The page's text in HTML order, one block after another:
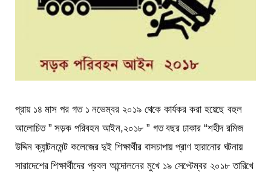
প্রায় ১৪ মাস পর গত ১ নভেম্বর ২০১৯ থেকে কার্যকর করা হয়েছে বহুল
আলোচিত ” সড়ক পরিবহন আইন,২০১৮ ” গত বছর ঢাকার “শহীদ রমিজ
উদ্দিন ক্যান্টনমেন্ট কলেজের দুই শিক্ষার্থীর বাসচাপায় প্রাণ হারানোর ঘটনায়
সারাদেশের শিক্ষার্থীদের প্রবল আন্দোলনের মুখে ১৯ সেপ্টেম্বর ২০১৮ তারিখে